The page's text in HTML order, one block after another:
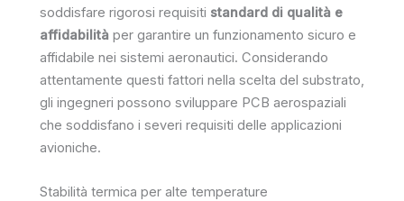
soddisfare rigorosi requisiti standard di qualità e
affidabilità per garantire un funzionamento sicuro e
affidabile nei sistemi aeronautici. Considerando
attentamente questi fattori nella scelta del substrato,
gli ingegneri possono sviluppare PCB aerospaziali
che soddisfano i severi requisiti delle applicazioni
avioniche.
Stabilità termica per alte temperature